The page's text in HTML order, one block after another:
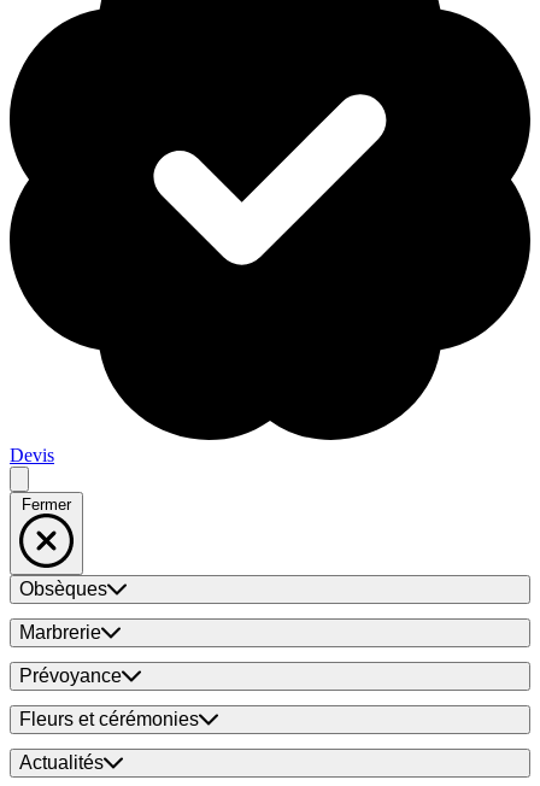
Devis
Fermer
Obsèques
Marbrerie
Prévoyance
Fleurs et cérémonies
Actualités